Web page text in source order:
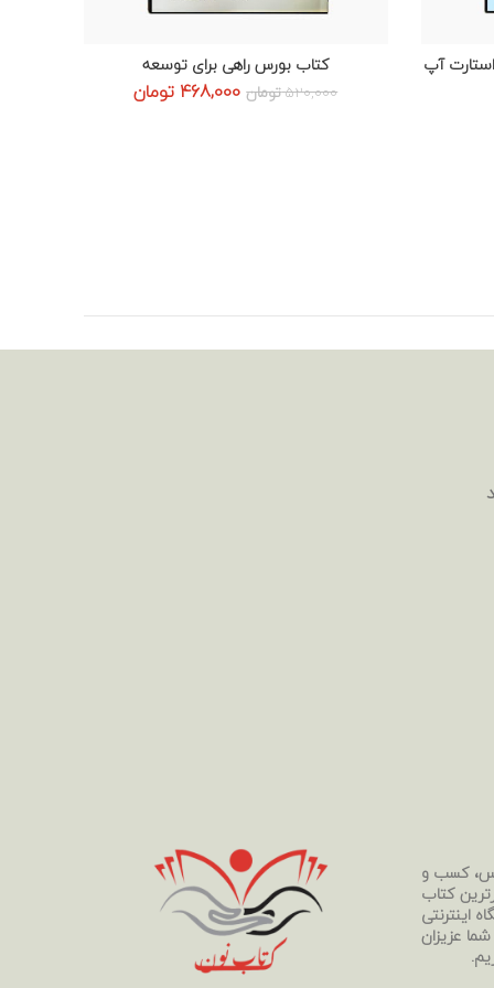
آپ افزودن به سبد خرید
کتاب بورس راهی برای توسعه
520,000تومان قیمت
468,000 تومانقیمت
فعلی:
کسب و
کتاب
اینترنتی
عزیزان